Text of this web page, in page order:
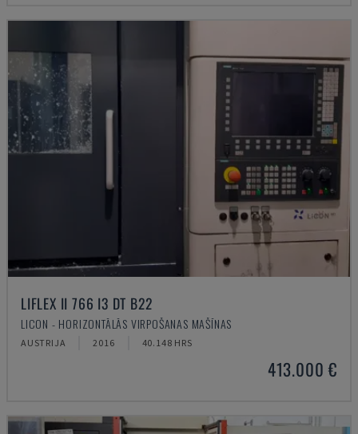
LIFLEX II 766 I3 DT B22
LICON - HORIZONTĀLĀS VIRPOŠANAS MAŠĪNAS
AUSTRIJA 2016 40.148 HRS
413.000 €